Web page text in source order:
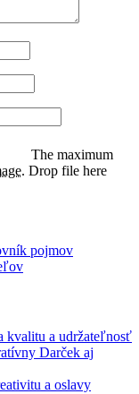
The maximum
. Drop file here
pojmov
kvalitu a udržateľnosť
Darček aj
a oslavy